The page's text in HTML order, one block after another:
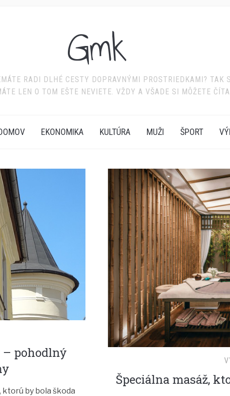
Gmk
RADI DLHÉ CESTY DOPRAVNÝMI PROSTRIEDKAMI? TAK
LEN O TOM EŠTE NEVIETE. VŽDY A VŠADE SI MÔŽETE
EKONOMIKA KULTÚRA MUŽI ŠPORT
pohodlný
by bola škoda
Špeciálna masáž,